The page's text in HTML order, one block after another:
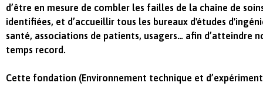
d’être en mesure de combler les failles de la chaîne de
identifiées, et d’accueillir tous les bureaux d'études
santé, associations de patients, usagers… afin d’atteindre
temps record.
Cette fondation (Environnement technique et